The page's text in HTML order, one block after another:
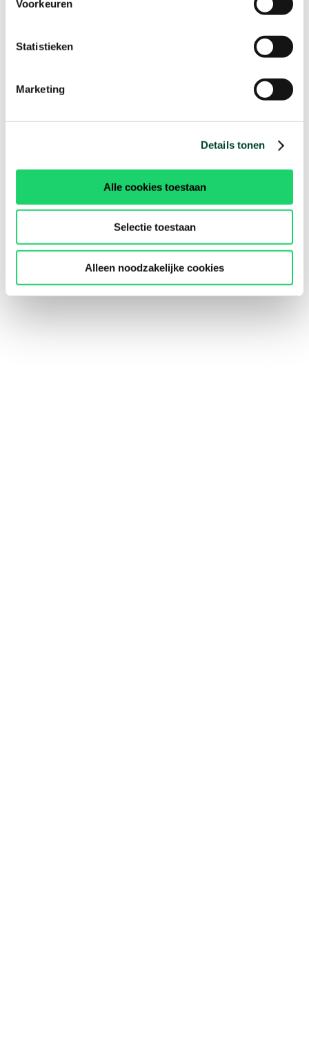
Voorkeuren
Statistieken
Marketing
Details tonen
Alle cookies toestaan
Selectie toestaan
Alleen noodzakelijke cookies